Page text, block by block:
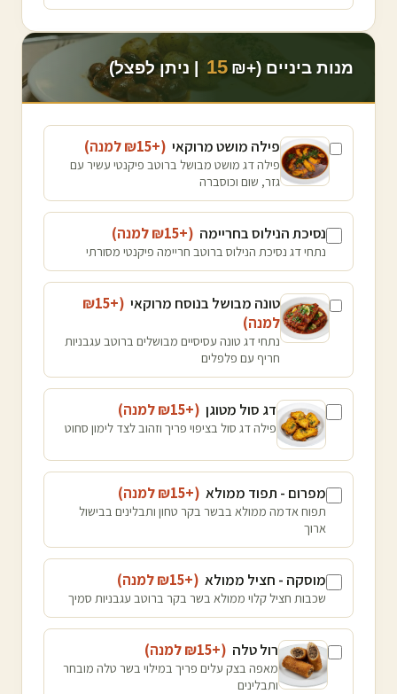
מנות ביניים (+₪ 15 | ניתן לפצל)
פילה מושט מרוקאי (+₪
15 למנה)
פילה דג מושט מבושל ברוטב פיקנטי עשיר עם
גזר, שום וכוסברה
נסיכת הנילוס בחריימה (+₪
15 למנה)
נתחי דג נסיכת הנילוס ברוטב חריימה פיקנטי מסורתי
טונה מבושל בנוסח מרוקאי (+₪
15
למנה)
נתחי דג טונה עסיסיים מבושלים ברוטב עגבניות
חריף עם פלפלים
דג סול מטוגן (+₪
15 למנה)
פילה דג סול בציפוי פריך וזהוב לצד לימון סחוט
מפרום - תפוד ממולא (+₪
15 למנה)
תפוח אדמה ממולא בבשר בקר טחון ותבלינים בבישול
ארוך
מוסקה - חציל ממולא (+₪
15 למנה)
שכבות חציל קלוי ממולא בשר בקר ברוטב עגבניות סמיך
רול טלה (+₪
15 למנה)
מאפה בצק עלים פריך במילוי בשר טלה מובחר
ותבלינים